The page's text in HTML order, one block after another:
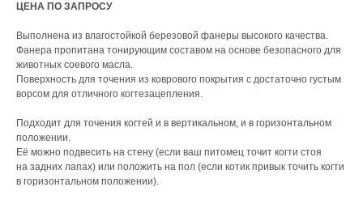
ЦЕНА ПО ЗАПРОСУ
Выполнена из влагостойкой березовой фанеры высокого качества.
Фанера пропитана тонирующим составом на основе безопасного для
животных соевого масла.
Поверхность для точения из коврового покрытия с достаточно густым
ворсом для отличного когтезацепления.
Подходит для точения когтей и в вертикальном, и в горизонтальном
положении.
Её можно подвесить на стену (если ваш питомец точит когти стоя
на задних лапах) или положить на пол (если котик привык точить когти
в горизонтальном положении).